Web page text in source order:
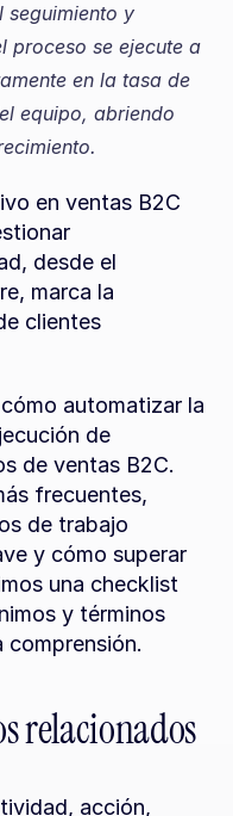
seguimiento y
proceso se ejecute a
en la tasa de
equipo, abriendo
en ventas B2C
desde el
marca la
clientes
automatizar la
de
de ventas B2C.
frecuentes,
de trabajo
y cómo superar
una checklist
y términos
comprensión.
relacionados
acción,